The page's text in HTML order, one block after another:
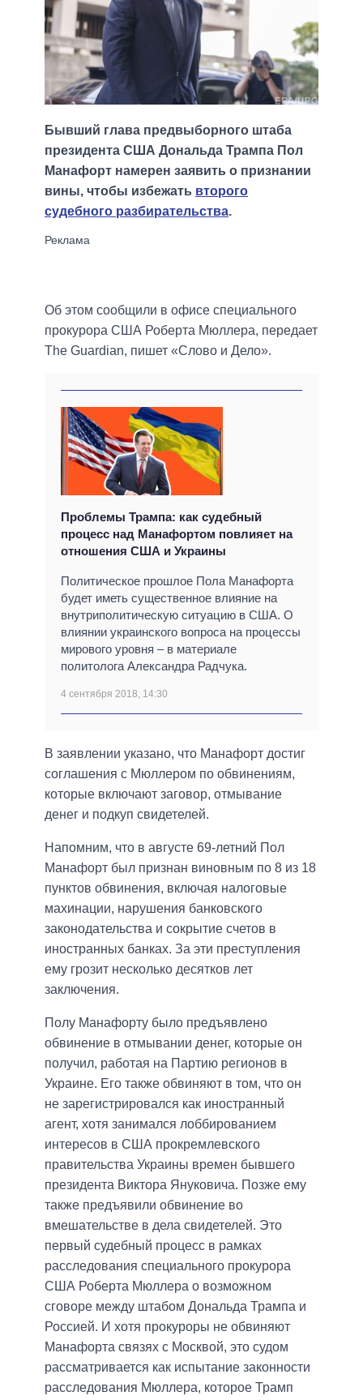
Бывший глава предвыборного штаба
президента США Дональда Трампа Пол
Манафорт намерен заявить о признании
вины, чтобы избежать второго
судебного разбирательства.
Об этом сообщили в офисе специального
прокурора США Роберта Мюллера, передает
The Guardian, пишет «Слово и Дело».
Проблемы Трампа: как судебный
процесс над Манафортом повлияет на
отношения США и Украины
Политическое прошлое Пола Манафорта
будет иметь существенное влияние на
внутриполитическую ситуацию в США. О
влиянии украинского вопроса на процессы
мирового уровня – в материале
политолога Александра Радчука.
4 сентября 2018, 14:30
В заявлении указано, что Манафорт достиг
соглашения с Мюллером по обвинениям,
которые включают заговор, отмывание
денег и подкуп свидетелей.
Напомним, что в августе 69-летний Пол
Манафорт был признан виновным по 8 из 18
пунктов обвинения, включая налоговые
махинации, нарушения банковского
законодательства и сокрытие счетов в
иностранных банках. За эти преступления
ему грозит несколько десятков лет
заключения.
Полу Манафорту было предъявлено
обвинение в отмывании денег, которые он
получил, работая на Партию регионов в
Украине. Его также обвиняют в том, что он
не зарегистрировался как иностранный
агент, хотя занимался лоббированием
интересов в США прокремлевского
правительства Украины времен бывшего
президента Виктора Януковича. Позже ему
также предъявили обвинение во
вмешательстве в дела свидетелей. Это
первый судебный процесс в рамках
расследования специального прокурора
США Роберта Мюллера о возможном
сговоре между штабом Дональда Трампа и
Россией. И хотя прокуроры не обвиняют
Манафорта связях с Москвой, это судом
рассматривается как испытание законности
расследования Мюллера, которое Трамп